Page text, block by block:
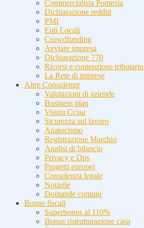
Commercialista Pomezia
Dichiarazione redditi
PMI
Enti Locali
Crowdfunding
Avviare impresa
Dichiarazione 770
Ricorsi e contenzioso tributario
La Rete di imprese
Altre Consulenze
Valutazioni di aziende
Business plan
Visura Cciaa
Sicurezza sul lavoro
Anatocismo
Registrazione Marchio
Analisi di bilancio
Privacy e Dps
Progetti europei
Consulenza legale
Notarile
Domande comuni
Bonus fiscali
Superbonus al 110%
Bonus ristrutturazione casa